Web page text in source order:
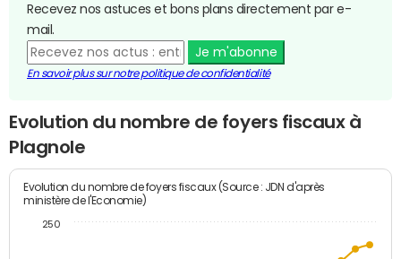
Recevez nos astuces et bons plans directement par e-
mail.
Je m'abonne
En savoir plus sur notre politique de confidentialité
Evolution du nombre de foyers fiscaux à
Plagnole
Evolution du nombre de foyers fiscaux (Source : JDN d'après
ministère de l'Economie)
250